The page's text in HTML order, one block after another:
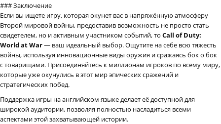
### Заключение
Если вы ищете игру, которая окунет вас в напряжённую атмосферу
Второй мировой войны, предоставив возможность не просто стать
свидетелем, но и активным участником событий, то Call of Duty:
World at War— ваш идеальный выбор. Ощутите на себе всю тяжесть
войны, используя инновационные виды оружия и сражаясь бок о бок
с товарищами. Присоединяйтесь к миллионам игроков по всему миру,
которые уже окунулись в этот мир эпических сражений и
стратегических побед.
Поддержка игры на английском языке делает её доступной для
широкой аудитории, позволяя полностью насладиться всеми
аспектами этой захватывающей истории.